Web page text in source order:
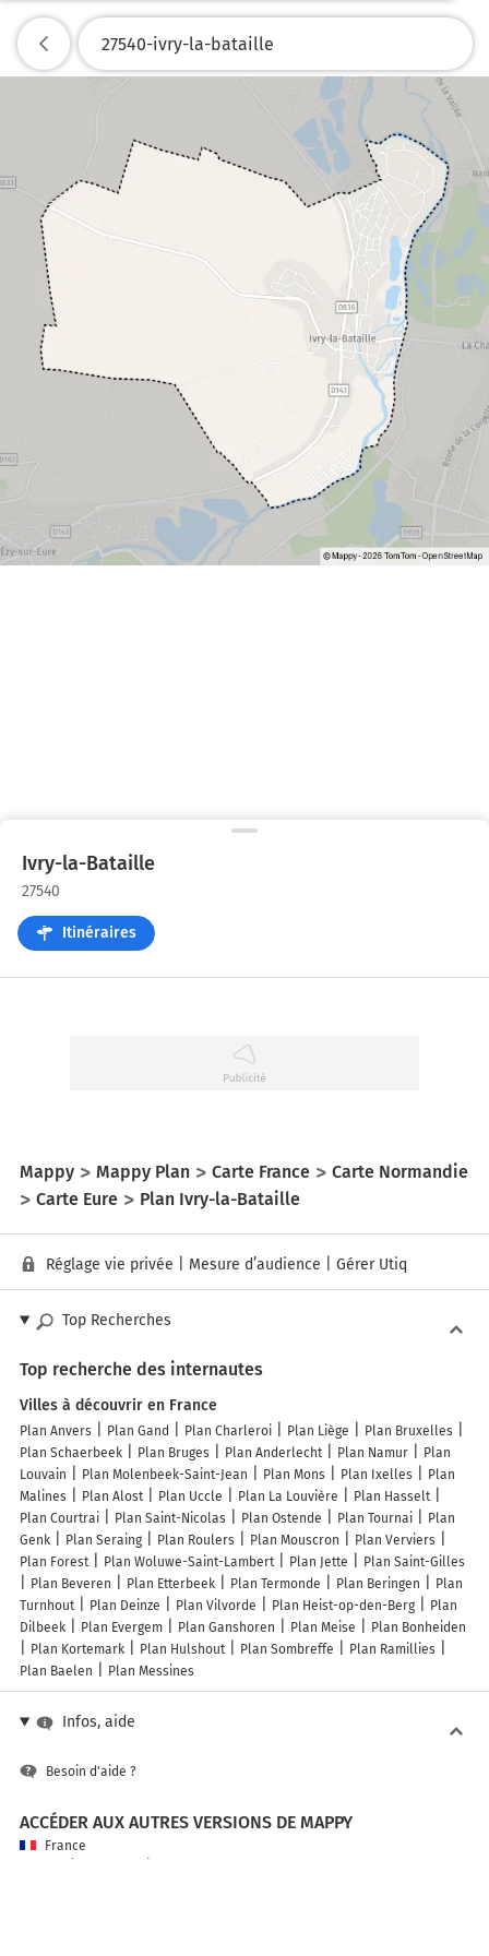
Ivry-la-Bataille
27540
Itinéraires
Mappy Mappy Plan Carte France
Carte Normandie
Carte Eure
Plan Ivry-la-Bataille
Réglage vie privée Mesure d’audience Gérer Utiq
Top Recherches
Top recherche des internautes
Villes à découvrir en France
Plan Anvers Plan Gand Plan Charleroi Plan Liège
Plan Bruxelles
Plan Schaerbeek
Plan Bruges Plan Anderlecht Plan Namur
Plan
Louvain
Plan Molenbeek-Saint-Jean Plan Mons Plan Ixelles
Plan
Malines
Plan Alost Plan Uccle Plan La Louvière
Plan Hasselt
Plan Courtrai
Plan Saint-Nicolas Plan Ostende Plan Tournai
Plan
Genk
Plan Seraing Plan Roulers Plan Mouscron
Plan Verviers
Plan Forest
Plan Woluwe-Saint-Lambert Plan Jette
Plan Saint-Gilles
Plan Beveren
Plan Etterbeek Plan Termonde Plan Beringen
Plan
Turnhout
Plan Deinze Plan Vilvorde Plan Heist-op-den-Berg
Plan
Dilbeek
Plan Evergem Plan Ganshoren Plan Meise
Plan Bonheiden
Plan Kortemark
Plan Hulshout Plan Sombreffe
Plan Ramillies
Plan Baelen
Plan Messines
Infos, aide
Besoin d'aide ?
ACCÉDER AUX AUTRES VERSIONS DE MAPPY
France